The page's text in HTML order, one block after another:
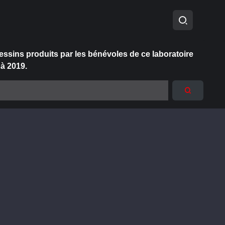
produits par les bénévoles de ce laboratoire
2019.